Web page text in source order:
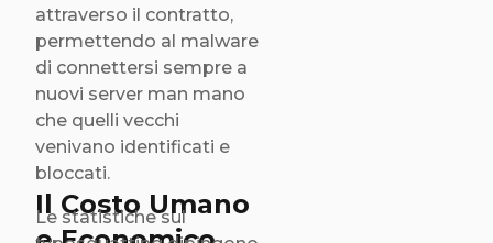
attraverso il contratto,
permettendo al malware
di connettersi sempre a
nuovi server man mano
che quelli vecchi
venivano identificati e
bloccati.
Il Costo Umano
Le statistiche sul